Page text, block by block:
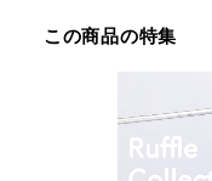
この商品の特集